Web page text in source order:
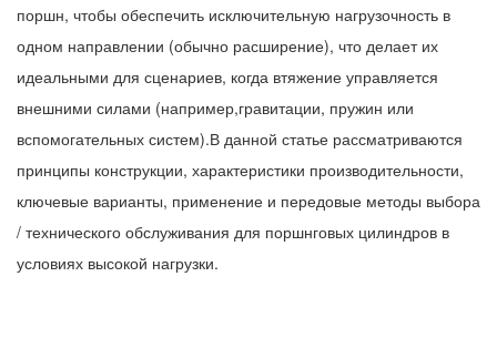
поршн, чтобы обеспечить исключительную нагрузочность в
одном направлении (обычно расширение), что делает их
идеальными для сценариев, когда втяжение управляется
внешними силами (например,гравитации, пружин или
вспомогательных систем).В данной статье рассматриваются
принципы конструкции, характеристики производительности,
ключевые варианты, применение и передовые методы выбора
/ технического обслуживания для поршнговых цилиндров в
условиях высокой нагрузки.